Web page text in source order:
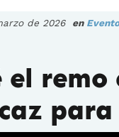
de 2026 en
el
para